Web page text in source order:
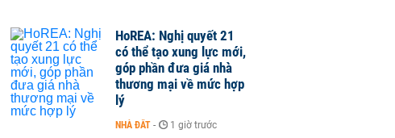
HoREA: Nghị quyết 21
có thể tạo xung lực mới,
góp phần đưa giá nhà
thương mại về mức hợp
lý
NHÀ ĐẤT - 1 giờ trước